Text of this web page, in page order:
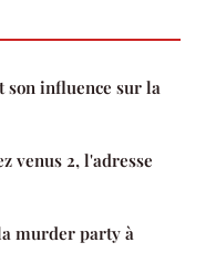
son influence sur la
venus 2, l'adresse
murder party à